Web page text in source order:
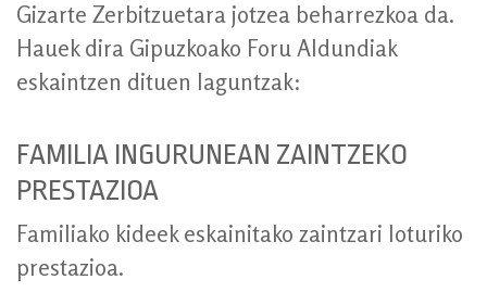
Gizarte Zerbitzuetara jotzea beharrezkoa da.
Hauek dira Gipuzkoako Foru Aldundiak
eskaintzen dituen laguntzak:
FAMILIA INGURUNEAN ZAINTZEKO
PRESTAZIOA
Familiako kideek eskainitako zaintzari loturiko
prestazioa.